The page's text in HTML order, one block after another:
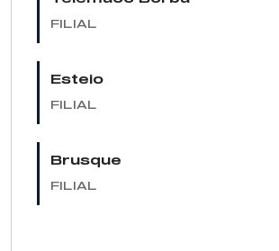
FILIAL
Esteio
FILIAL
Brusque
FILIAL